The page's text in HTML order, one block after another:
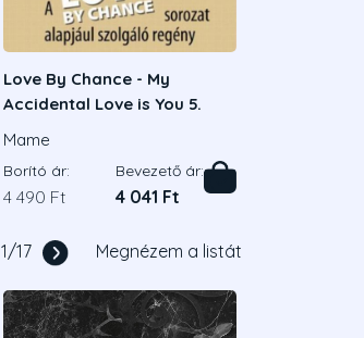
Love By Chance - My
Accidental Love is You 5.
Mame
Borító ár:
4 490 Ft
Bevezető ár:
4 041 Ft
1/17 Megnézem a listát